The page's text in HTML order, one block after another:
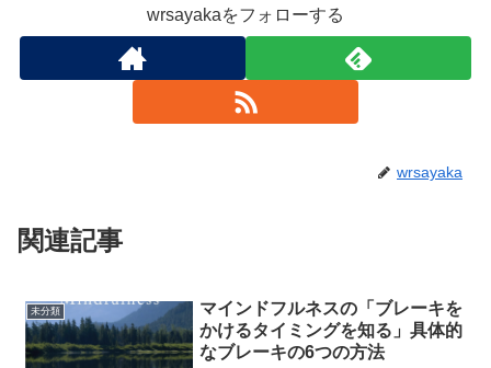
wrsayakaをフォローする
wrsayaka
関連記事
未分類
マインドフルネスの「ブレーキを
かけるタイミングを知る」具体的
なブレーキの6つの方法